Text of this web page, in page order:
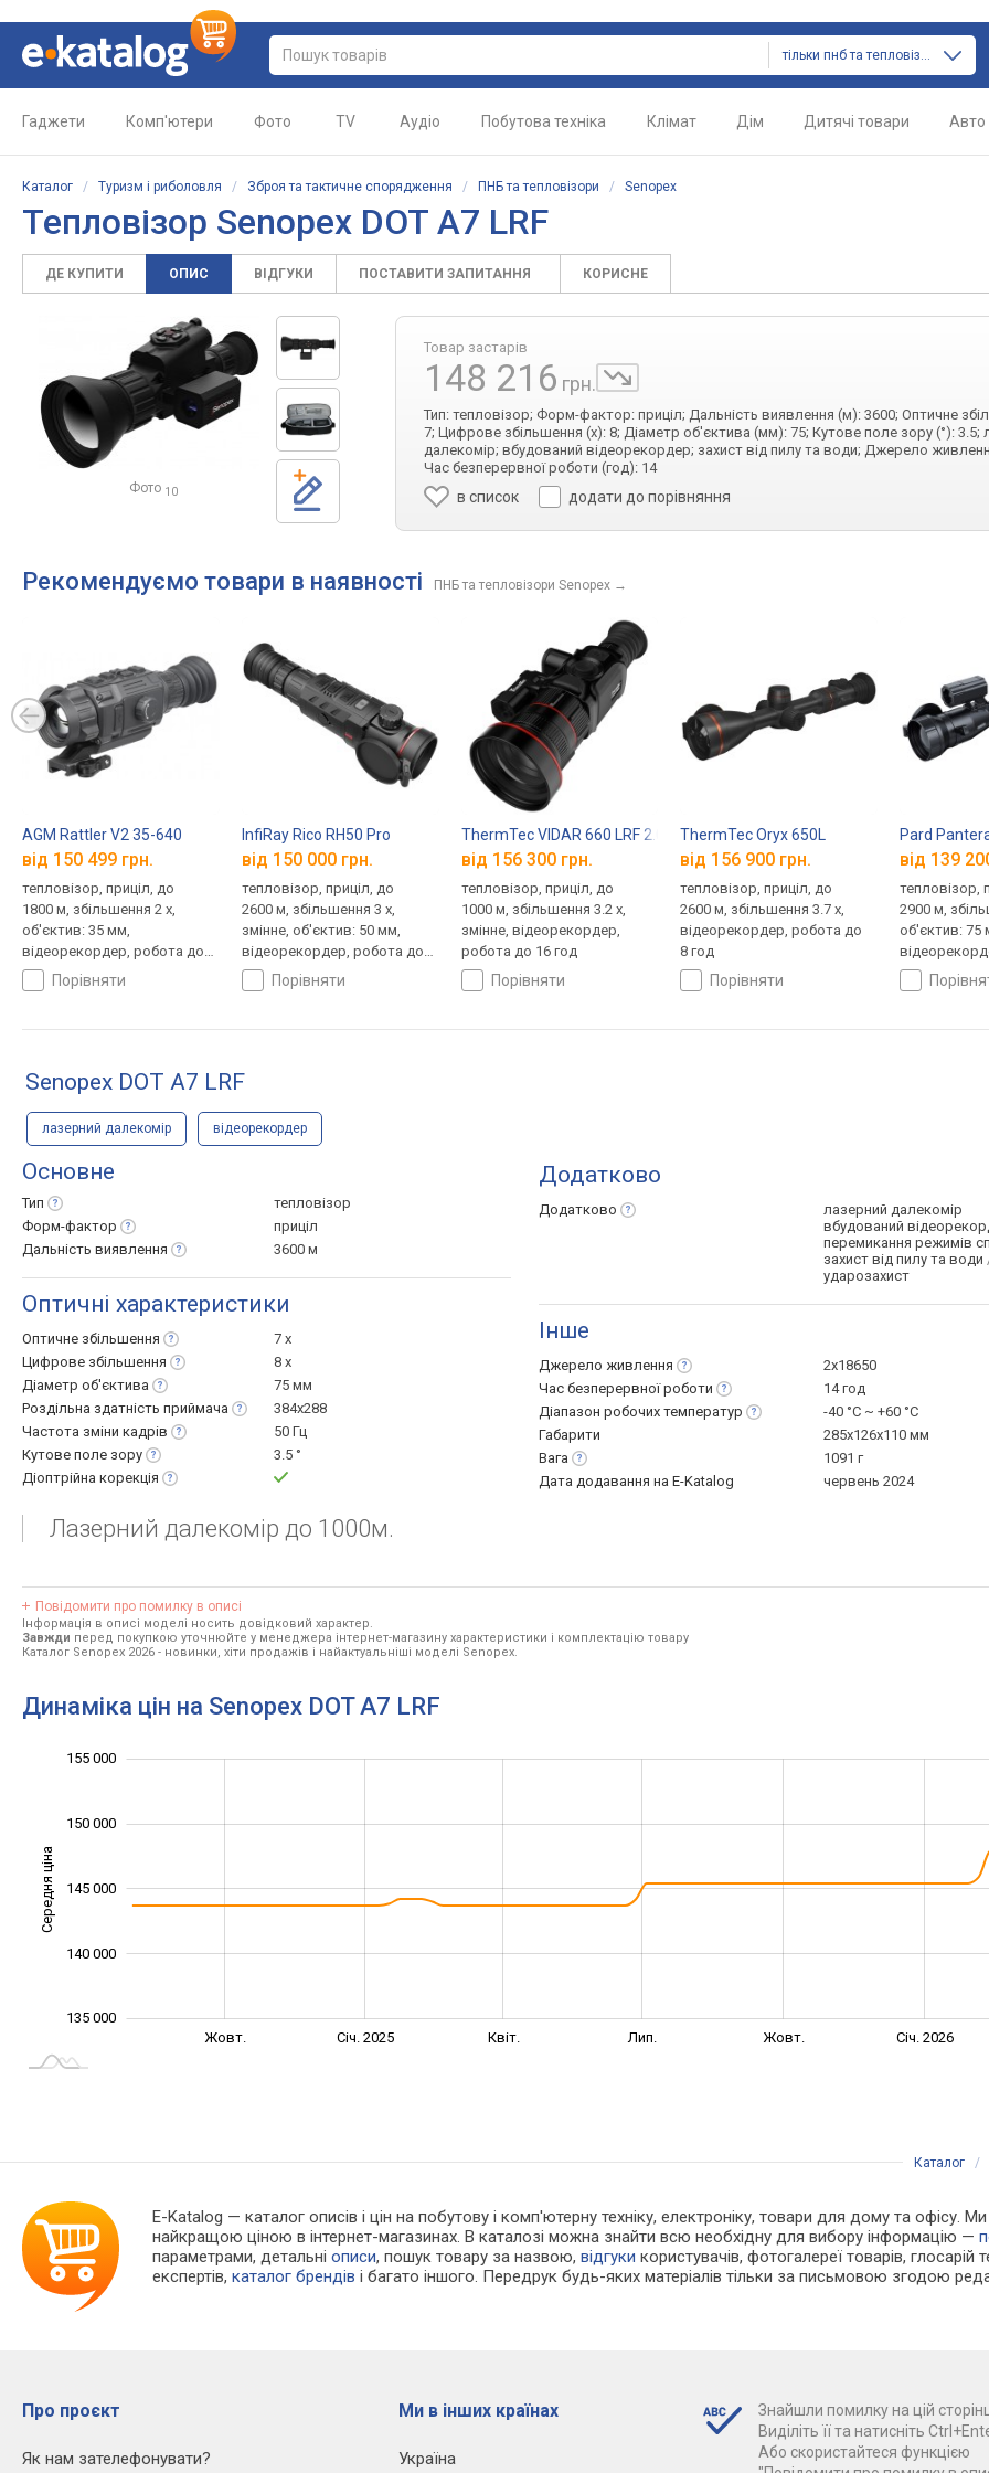
тільки пнб та тепловізори
Гаджети Комп'ютери Фото TV Аудіо Побутова техніка Клімат Дім Дитячі товари Авто
Каталог / Туризм і риболовля / Зброя та тактичне спорядження / ПНБ та тепловізори / Senopex
Тепловізор Senopex DOT A7 LRF
ДЕ КУПИТИ ОПИС ВІДГУКИ ПОСТАВИТИ ЗАПИТАННЯ КОРИСНЕ
Фото 10
Товар застарів
148 216 грн.
Тип: тепловізор; Форм-фактор: приціл; Дальність виявлення (м): 3600; Оптичне
7; Цифрове збільшення (x): 8; Діаметр об'єктива (мм): 75; Кутове поле зору (°): 3.5;
далекомір; вбудований відеорекордер; захист від пилу та води; Джерело
Час безперервної роботи (год): 14
в список додати до порівняння
Рекомендуємо товари в наявності ПНБ та тепловізори Senopex →
AGM Rattler V2 35-640
від 150 499 грн.
тепловізор, приціл, до
1800 м, збільшення 2 x,
об'єктив: 35 мм,
відеорекордер, робота до
9 год порівняти
InfiRay Rico RH50 Pro
від 150 000 грн.
тепловізор, приціл, до
2600 м, збільшення 3 x,
змінне, об'єктив: 50 мм,
відеорекордер, робота до
6 год порівняти
ThermTec VIDAR 660 LRF 2.0
від 156 300 грн.
тепловізор, приціл, до
1000 м, збільшення 3.2 x,
змінне, відеорекордер,
робота до 16 год
порівняти
ThermTec Oryx 650L
від 156 900 грн.
тепловізор, приціл, до
2600 м, збільшення 3.7 x,
відеорекордер, робота до
8 год
порівняти
Pard
від 139
тепловізор,
2900 м,
об'єктив: 75
6 год
Senopex DOT A7 LRF
лазерний далекомір відеорекордер
Основне
Тип
тепловізор
Форм-фактор
приціл
Дальність виявлення 3600 м
Оптичні характеристики
Оптичне збільшення
7 x
Цифрове збільшення
8 x
Діаметр об'єктива
75 мм
Роздільна здатність приймача
384x288
Частота зміни кадрів
50 Гц
Кутове поле зору
3.5 °
Діоптрійна корекція
Додатково
Додатково
лазерний далекомір
вбудований
перемикання режимів
захист від пилу та води
ударозахист
Інше
Джерело живлення
2x18650
Час безперервноїроботи
14 год
Діапазон робочих температур
-40 °C ~ +60 °С
Габарити
285x126x110 мм
Вага
1091 г
Дата додавання на E-Katalog
червень 2024
Лазерний далекомір до 1000м.
Повідомити про помилку в описі
Інформація в описі моделі носить довідковий характер.
Завжди перед покупкою уточнюйте у менеджера інтернет-магазину характеристики і комплектацію товару
Каталог Senopex 2026 - новинки, хіти продажів і найактуальніші моделі Senopex.
Динаміка цін на Senopex DOT A7 LRF
Середня ціна 138 000
140 000
155 000
150 000
145 000
135 000
Жовт. Січ. 2025 Квіт. Лип. Жовт. Січ. 2026
Каталог /
E-Katalog — каталог описів і цін на побутову і комп'ютерну техніку, електроніку, товари для дому та офісу.
найкращою ціною в інтернет-магазинах. В каталозі можна знайти всю необхідну для вибору інформацію —
параметрами, детальніописи, пошук товару за назвою,відгуки користувачів, фотогалереї товарів, глосарій
експертів,каталог брендів і багато іншого. Передрук будь-яких матеріалів тільки за письмовою згодою
Про проєкт
Як нам зателефонувати?
Ми в інших країнах
Україна
Знайшли помилку на цій
Виділіть її та натисніть
Або скористайтеся функцією